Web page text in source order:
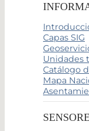
Capas SIG
Unidades
Catálogo
Mapa